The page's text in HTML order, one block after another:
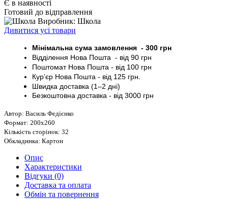
Є в наявності
Готовий до відправлення
Виробник: Школа
Дивитися усі товари
Мінімальна сума замовлення - 300 грн
Відділення Нова Пошта - від 90 грн
ПоштоматНова Пошта - від 100 грн
Кур’єр Нова Пошта - від 125 грн.
Швидка доставка (1–2 дні)
Безкоштовна доставка - від 3000 грн
Автор: Василь Федієнко
Формат: 200х260
Кількість сторінок: 32
Обкладинка: Картон
Опис
Характеристики
Відгуки (0)
Доставка та оплата
Обмін та повернення